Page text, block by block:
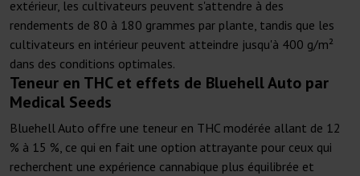
extérieur, les cultivateurs peuvent s'attendre à des
rendements de 80 à 180 grammes par plante, tandis que les
cultivateurs en intérieur peuvent atteindre jusqu'à 400 g/m²
dans des conditions optimales.
Teneur en THC et effets de Bluehell Auto par
Medical Seeds
Bluehell Auto offre une teneur en THC modérée allant de 12
% à 15 %, ce qui en fait une option attrayante pour ceux qui
recherchent une expérience cannabique plus équilibrée et